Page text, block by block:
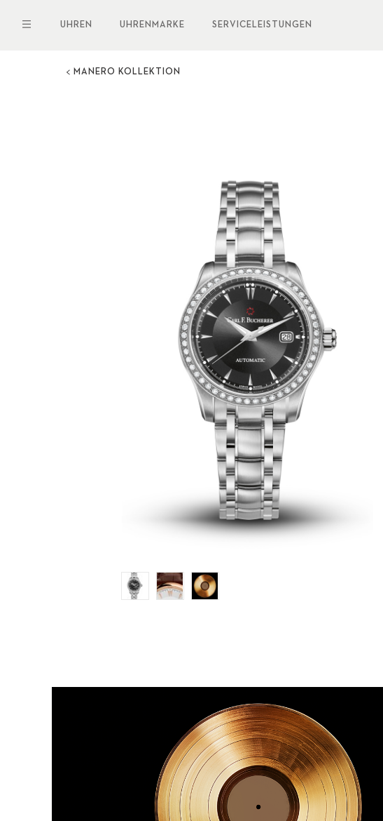
UHREN UHRENMARKE SERVICELEISTUNGEN
MANERO KOLLEKTION